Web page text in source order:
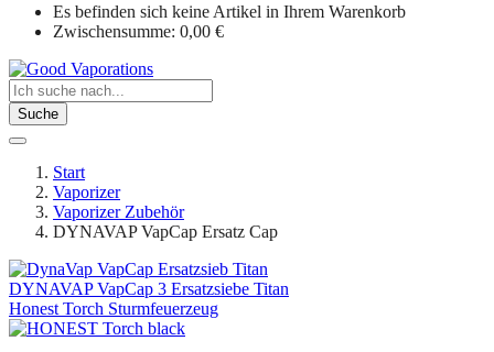
Es befinden sich keine Artikel in Ihrem Warenkorb
Zwischensumme: 0,00 €
Suche
Start
Vaporizer
Vaporizer Zubehör
DYNAVAP VapCap Ersatz Cap
DYNAVAP VapCap 3 Ersatzsiebe Titan
Honest Torch Sturmfeuerzeug